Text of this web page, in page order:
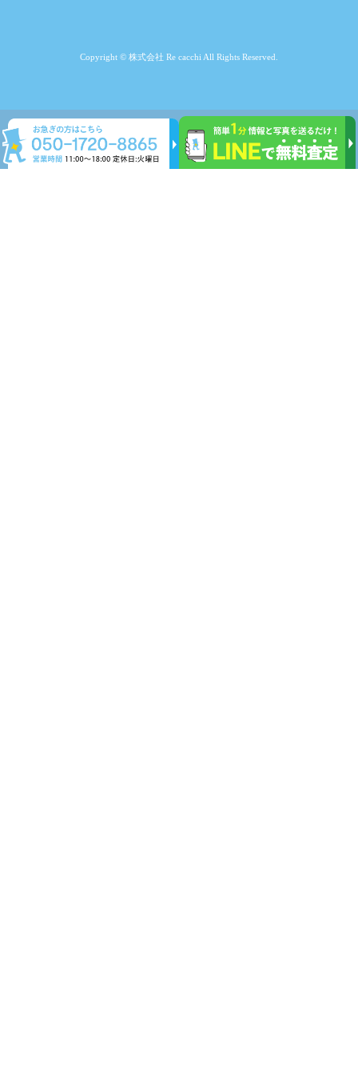
Copyright © 株式会社 Re cacchi All Rights Reserved.